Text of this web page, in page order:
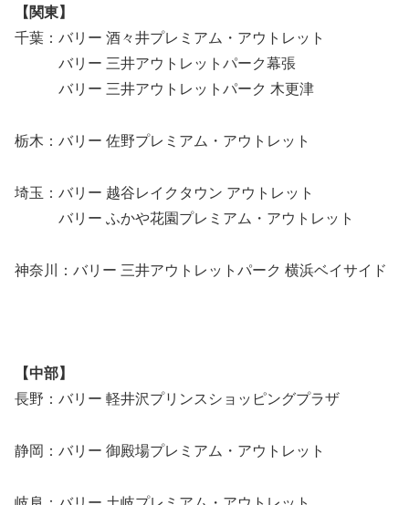
【関東】
千葉：バリー 酒々井プレミアム・アウトレット
バリー 三井アウトレットパーク幕張
バリー 三井アウトレットパーク 木更津
栃木：バリー 佐野プレミアム・アウトレット
埼玉：バリー 越谷レイクタウン アウトレット
バリー ふかや花園プレミアム・アウトレット
神奈川：バリー 三井アウトレットパーク 横浜ベイサイド
【中部】
長野：バリー 軽井沢プリンスショッピングプラザ
静岡：バリー 御殿場プレミアム・アウトレット